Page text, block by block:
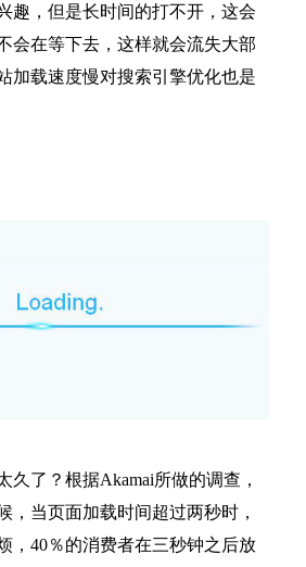
趣，但是长时间的打不开，这会
会在等下去，这样就会流失大部
加载速度慢对搜索引擎优化也是
了？根据Akamai所做的调查，
，当页面加载时间超过两秒时，
，40％的消费者在三秒钟之后放